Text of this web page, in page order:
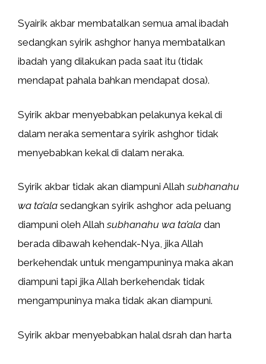
Syairik akbar membatalkan semua amal ibadah
sedangkan syirik ashghor hanya membatalkan
ibadah yang dilakukan pada saat itu (tidak
mendapat pahala bahkan mendapat dosa).
Syirik akbar menyebabkan pelakunya kekal di
dalam neraka sementara syirik ashghor tidak
menyebabkan kekal di dalam neraka.
Syirik akbar tidak akan diampuni Allahsubhanahu
wa ta’ala sedangkan syirik ashghor ada peluang
diampuni oleh Allahsubhanahu wa ta’ala dan
berada dibawah kehendak-Nya, jika Allah
berkehendak untuk mengampuninya maka akan
diampuni tapi jika Allah berkehendak tidak
mengampuninya maka tidak akan diampuni.
Syirik akbar menyebabkan halal dsrah dan harta